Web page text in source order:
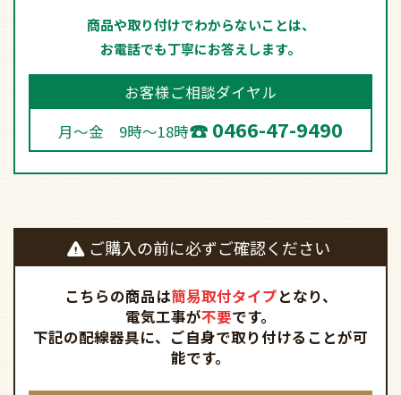
商品や取り付けでわからないことは、
お電話でも丁寧にお答えします。
お客様ご相談ダイヤル
月～金 9時～18時
0466-47-9490
ご購入の前に必ずご確認ください
こちらの商品は簡易取付タイプとなり、
電気工事が不要です。
下記の配線器具に、ご自身で取り付けることが可
能です。